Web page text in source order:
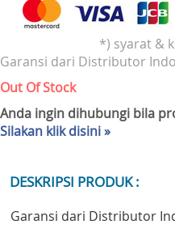
*) syarat &
Garansi dari Distributor
Out Of Stock
Anda ingin dihubungi bila
Silakan klik disini »
DESKRIPSI PRODUK :
Garansi dari Distributor